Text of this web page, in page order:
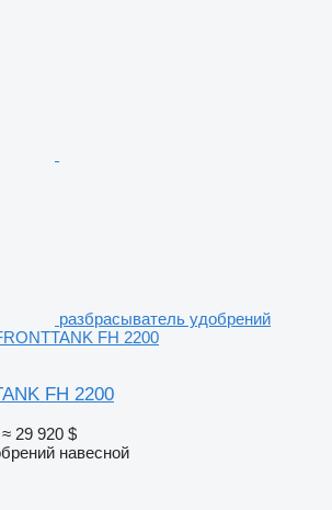
разбрасыватель удобрений
FH 2200
FH 2200
≈ 29 920 $
навесной